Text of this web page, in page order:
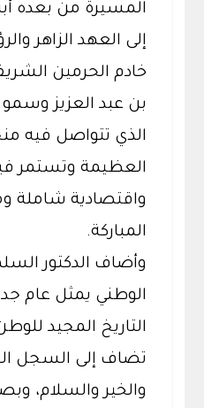
المسيرة من بعده
إلى العهد الزاهر
خادم الحرمين
بن عبد العزيز
الذي تتواصل فيه
العظيمة وتستمر
واقتصادية شاملة
المباركة.
وأضاف الدكتور
الوطني يمثل عام
التاريخ المجيد
تضاف إلى السجل
والخير والسلام،